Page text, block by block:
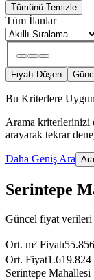
Tümünü Temizle
Tüm İlanlar
Fiyatı Düşen
Bu Kriterlere
Arama kriterlerinizi
arayarak tekrar
Daha Geniş Ara
Serintepe
Güncel fiyat verileri
Ort. m² Fiyatı
Ort. Fiyat1.619.824
Serintepe Mahallesi